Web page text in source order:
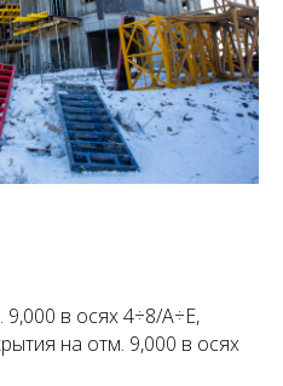
в осях 4÷8/А÷Е,
на отм. 9,000 в осях